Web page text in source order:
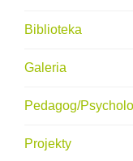
Biblioteka
Galeria
Pedagog/
Projekty